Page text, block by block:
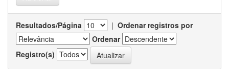
Resultados/Página | Ordenar registros por
Ordenar
Registro(s)